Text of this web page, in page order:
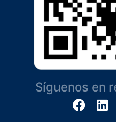
Síguenos en